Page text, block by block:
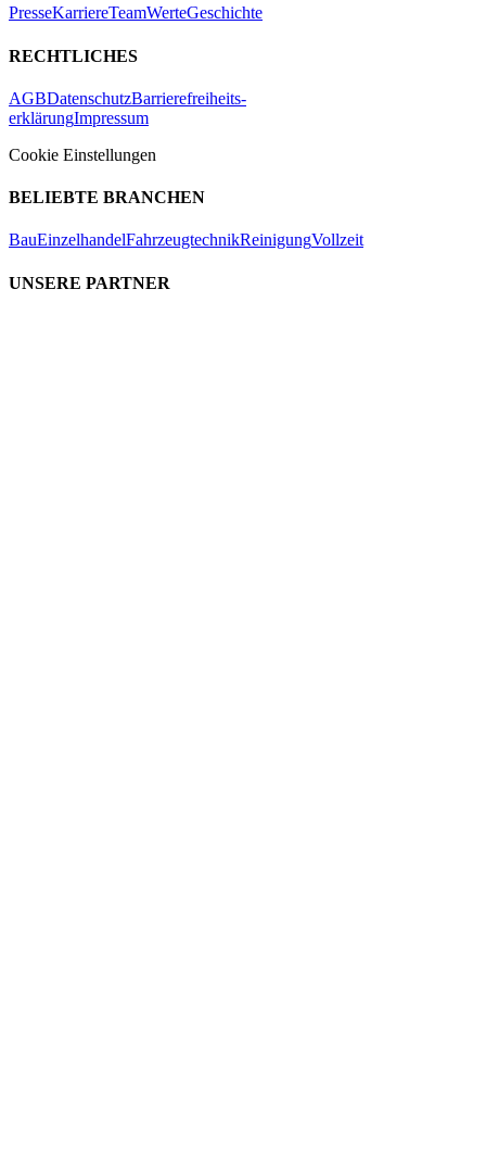
PresseKarriereTeamWerteGeschichte
RECHTLICHES
AGBDatenschutzBarrierefreiheits-
erklärungImpressum
Cookie Einstellungen
BELIEBTE BRANCHEN
BauEinzelhandelFahrzeugtechnikReinigungVollzeit
UNSERE PARTNER